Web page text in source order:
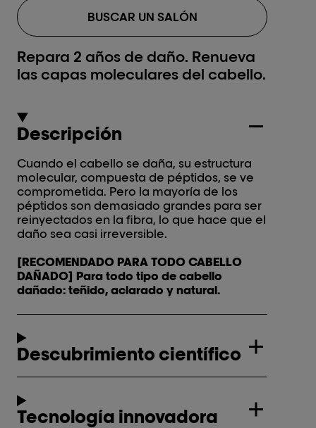
Repara 2 años de daño. Renueva
las capas moleculares del cabello.
BUSCAR UN SALÓN
Descripción
Cuando el cabello se daña, su estructura
molecular, compuesta de péptidos, se ve
comprometida. Pero la mayoría de los
péptidos son demasiado grandes para ser
reinyectados en la fibra, lo que hace que el
daño sea casi irreversible.
[RECOMENDADO PARA TODO CABELLO
DAÑADO] Para todo tipo de cabello
dañado: teñido, aclarado y natural.
Descubrimiento científico
Tecnología innovadora